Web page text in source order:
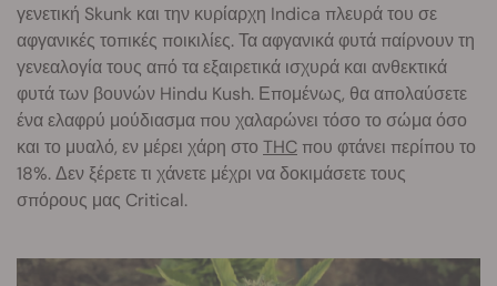
γενετική Skunk και την κυρίαρχη Indica πλευρά του σε
αφγανικές τοπικές ποικιλίες. Τα αφγανικά φυτά παίρνουν τη
γενεαλογία τους από τα εξαιρετικά ισχυρά και ανθεκτικά
φυτά των βουνών Hindu Kush. Επομένως, θα απολαύσετε
ένα ελαφρύ μούδιασμα που χαλαρώνει τόσο το σώμα όσο
και το μυαλό, εν μέρει χάρη στο THC που φτάνει περίπου το
18%. Δεν ξέρετε τι χάνετε μέχρι να δοκιμάσετε τους
σπόρους μας Critical.